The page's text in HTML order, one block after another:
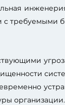
с требуемыми
организации.